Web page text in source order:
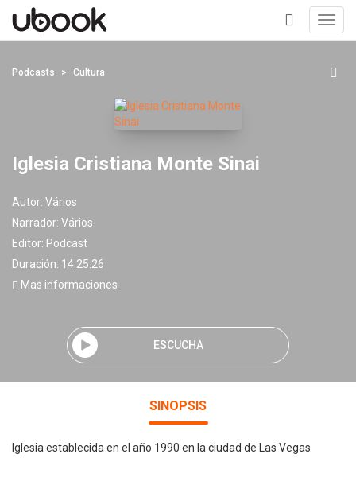
+
Podcasts Cultura
Iglesia Cristiana Monte Sinai
Autor: Vários
Narrador: Vários
Editor: Podcast
Duración: 14:25:26
Mas informaciones
ESCUCHA
SINOPSIS
Iglesia establecida en el año 1990 en la ciudad de Las Vegas